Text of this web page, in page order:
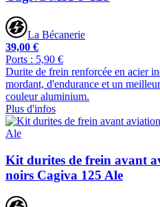
La Bécanerie
39,00 €
Ports : 5,90 €
Durite de frein renforcée en acier
mordant, d'endurance et un
couleur aluminium.
Plus d'infos
Kit durites de frein avant
noirs Cagiva 125 Ale